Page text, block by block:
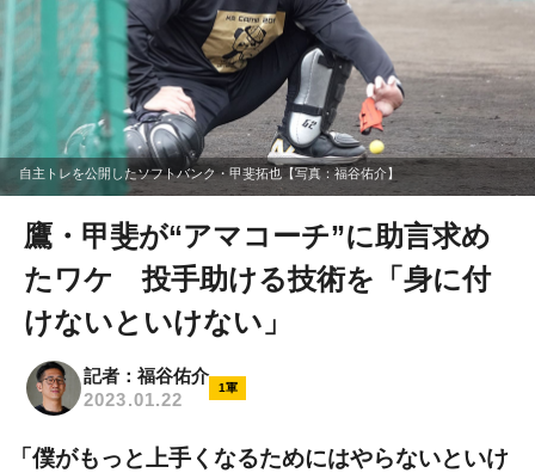
自主トレを公開したソフトバンク・甲斐拓也【写真：福谷佑介】
鷹・甲斐が“アマコーチ”に助言求め
たワケ 投手助ける技術を「身に付
けないといけない」
記者：福谷佑介
2023.01.22
1軍
「僕がもっと上手くなるためにはやらないといけ